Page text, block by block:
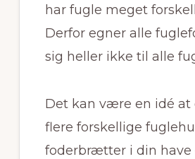
har fugle meget
Derfor egner alle
sig heller ikke til alle
Det kan være en idé
flere forskellige
foderbrætter i din have